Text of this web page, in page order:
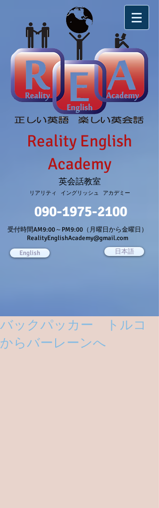
Reality English
Academy
英会話教室
リアリティ イングリッシュ アカデミー
090-1975-2100
受付時間AM9:00～PM9:00（月曜日から金曜日）
RealityEnglishAcademy@gmail.com
English
日本語
バックパッカー トルコ
からバーレーンへ